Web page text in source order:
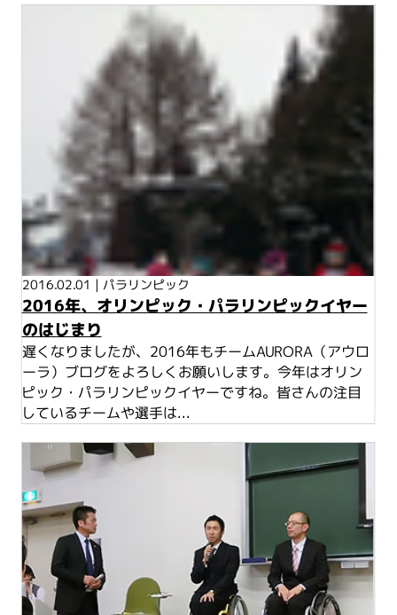
2016.02.01 | パラリンピック
2016年、オリンピック・パラリンピックイヤー
のはじまり
遅くなりましたが、2016年もチームAURORA（アウロ
ーラ）ブログをよろしくお願いします。今年はオリン
ピック・パラリンピックイヤーですね。皆さんの注目
しているチームや選手は...